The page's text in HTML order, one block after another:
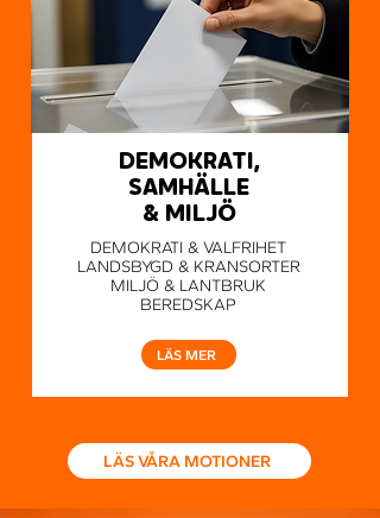
DEMOKRATI,
SAMHÄLLE
& MILJÖ
DEMOKRATI & VALFRIHET
LANDSBYGD & KRANSORTER
MILJÖ & LANTBRUK
BEREDSKAP
LÄS MER
LÄS VÅRA MOTIONER